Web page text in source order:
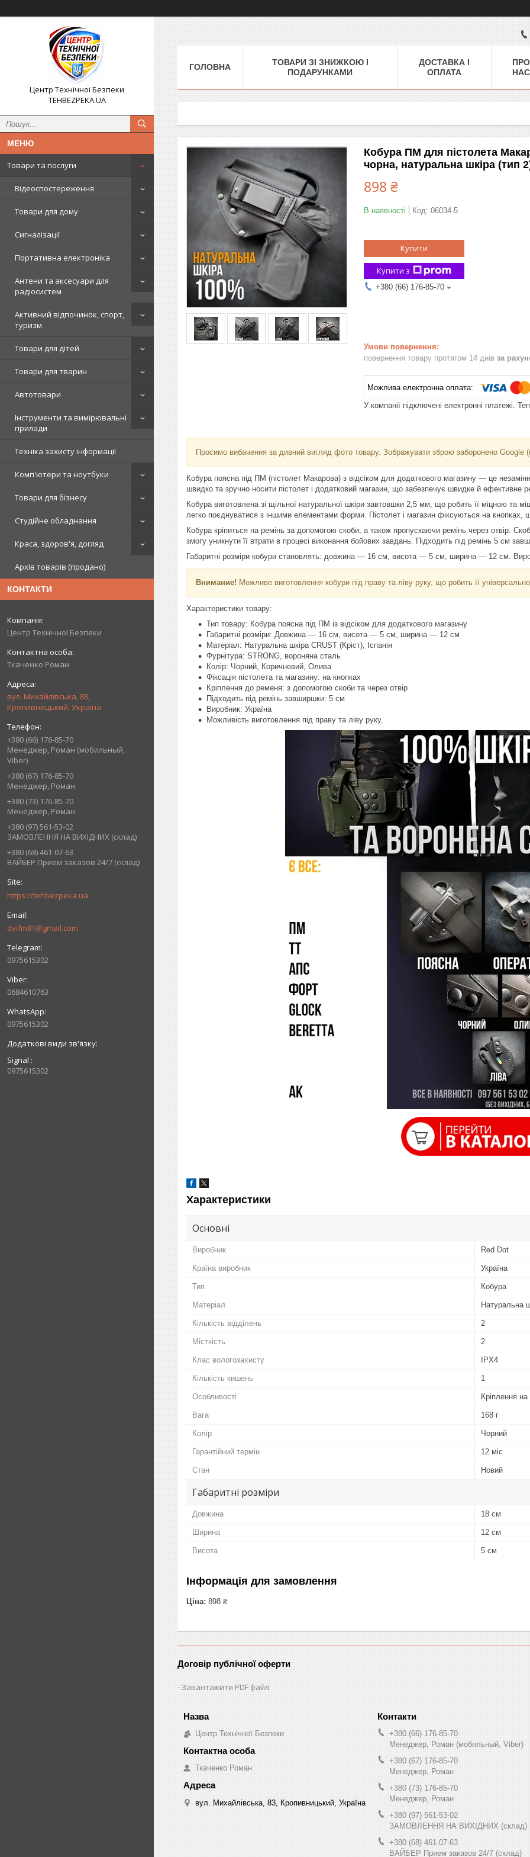
Центр Технічної Безпеки
TEHBEZPEKA.UA
Товари та послуги
Відеоспостереження
Товари для дому
Сигналізації
Портативна електроніка
Антени та аксесуари для
радіосистем
Активний відпочинок, спорт,
туризм
Товари для дітей
Товари для тварин
Автотовари
Інструменти та вимірювальні
прилади
Техніка захисту інформації
Комп'ютери та ноутбуки
Товари для бізнесу
Студійне обладнання
Краса, здоров'я, догляд
Архів товарів (продано)
КОНТАКТИ
Центр Технічної Безпеки
Ткаченко Роман
вул. Михайлівська, 83,
Кропивницький, Україна
+380 (66) 176-85-70
Менеджер, Роман (мобильный,
Viber)
+380 (67) 176-85-70
Менеджер, Роман
+380 (73) 176-85-70
Менеджер, Роман
+380 (97) 561-53-02
ЗАМОВЛЕННЯ НА ВИХІДНИХ (склад)
+380 (68) 461-07-63
ВАЙБЕР Прием заказов 24/7 (склад)
https://tehbezpeka.ua
dvifm81@gmail.com
0975615302
0684610763
0975615302
Signal
0975615302
ГОЛОВНА
ТОВАРИ ЗІ ЗНИЖКОЮ І
ПОДАРУНКАМИ
ДОСТАВКА І
ОПЛАТА
ПРО
НАС
Кобура ПМ для пістолета
чорна, натуральна шкіра (тип
898 ₴
В наявності Код: 06034-5
Купити
Купити з
+380 (66) 176-85-70
повернення товару протягом 14 днів за
У компанії підключені електронні платежі.
Просимо вибачення за дивний вигляд фото товару. Зображувати зброю заборонено Google
Кобура поясна під ПМ (пістолет Макарова) з відсіком для додаткового магазину — це
швидко та зручно носити пістолет і додатковий магазин, що забезпечує швидке й ефективне
Кобура виготовлена зі щільної натуральної шкіри завтовшки 2,5 мм, що робить її міцною та
легко поєднуватися з іншими елементами форми. Пістолет і магазин фіксуються на кнопках,
Кобура кріпиться на ремінь за допомогою скоби, а також пропускаючи ремінь через отвір.
змогу уникнути її втрати в процесі виконання бойових завдань. Підходить під ремінь 5 см
Габаритні розміри кобури становлять: довжина — 16 см, висота — 5 см, ширина — 12 см.
Внимание! Можливе виготовлення кобури під праву та ліву руку, що робить її
Характеристики товару:
Тип товару: Кобура поясна під ПМ із відсіком для додаткового магазину
Габаритні розміри: Довжина — 16 см, висота — 5 см, ширина — 12 см
Матеріал: Натуральна шкіра CRUST (Кріст), Іспанія
Фурнітура: STRONG, вороняна сталь
Колір: Чорний, Коричневий, Олива
Фіксація пістолета та магазину: на кнопках
Кріплення до ременя: з допомогою скоби та через отвір
Підходить під ремінь завширшки: 5 см
Виробник: Україна
Можливість виготовлення під праву та ліву руку.
Характеристики
Основні
Виробник Red Dot
Країна виробник Україна
Тип Кобура
Матеріал Натуральна
Кількість відділень 2
Місткість 2
Клас вологозахисту IPX4
Кількість кишень 1
Особливості Кріплення
Вага 168 г
Колір Чорний
Гарантійний термін 12 міс
Стан Новий
Габаритні розміри
Довжина 18 см
Ширина 12 см
Висота 5 см
Інформація для замовлення
Ціна: 898 ₴
Договір публічної оферти
Завантажити PDF файл
Центр Технічної Безпеки
Ткаченко Роман
вул. Михайлівська, 83, Кропивницький, Україна
+380 (66) 176-85-70
Менеджер, Роман (мобильный, Viber)
+380 (67) 176-85-70
Менеджер, Роман
+380 (73) 176-85-70
Менеджер, Роман
+380 (97) 561-53-02
ЗАМОВЛЕННЯ НА ВИХІДНИХ (склад)
+380 (68) 461-07-63
ВАЙБЕР Прием заказов 24/7 (склад)